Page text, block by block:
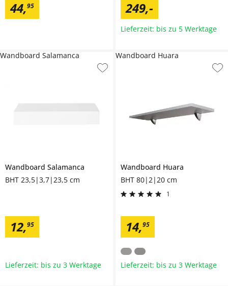
44,95 249,-
Lieferzeit: bis zu 5 Werktage
Wandboard Salamanca
BHT 23,5|3,7|23,5 cm
12,95
Wandboard Salamanca
Lieferzeit: bis zu 3 Werktage
Wandboard Huara
BHT 80|2|20 cm
1
14,95
Wandboard Huara
Lieferzeit: bis zu 3 Werktage